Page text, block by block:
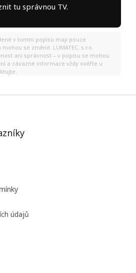
tu správnou TV.
v tomto popisu mají pouze
se změnit. LUMATEC, s.r.o.
ani správnost – v popisu se mohou
a závazné informace vždy ověřte u
údajů